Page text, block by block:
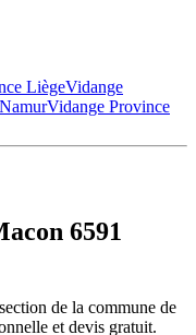
LiègeVidange
Vidange Province
6591
de la commune de
et devis gratuit.